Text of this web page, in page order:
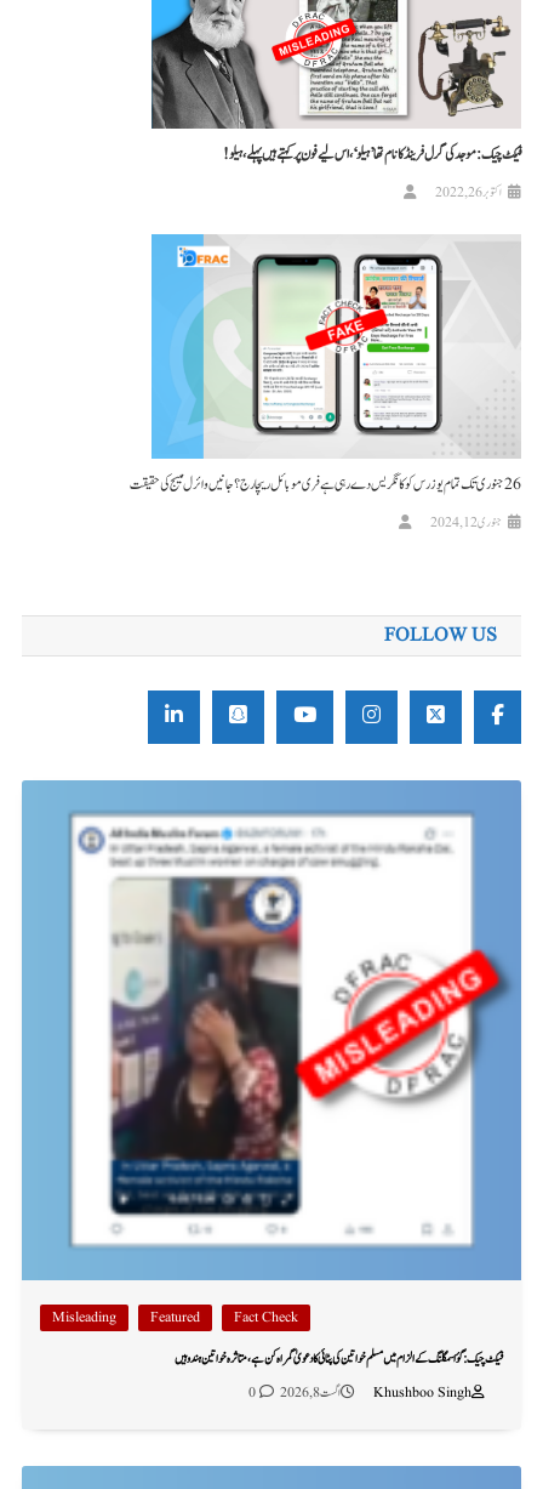
فیکٹ چیک: موجد کی گرل فرینڈ کا نام تھا ’ہیلو‘، اس لیے فون پر کہتے ہیں پہلے، ہیلو!
اکتوبر 26, 2022
26 جنوری تک تمام یوزرس کو کانگریس دے رہی ہے فری موبائل ریچارج؟ جانیں وائرل میسج کی حقیقت
جنوری 12, 2024
FOLLOW US
Fact Check
Featured
Misleading
فیکٹ چیک: گؤ اسمگلنگ کے الزام میں مسلم خواتین کی پٹائی کا دعویٰ گمراہ کن ہے، متاثرہ خواتین ہندو ہیں
Khushboo Singh
اگست 8, 2026 0